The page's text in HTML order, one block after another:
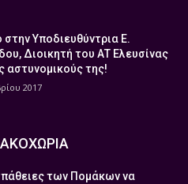
Υποδιευθύντρια Ε.
Διοικητή του ΑΤ Ελευσίνας
αστυνομικούς της!
2017
των Πομάκων να